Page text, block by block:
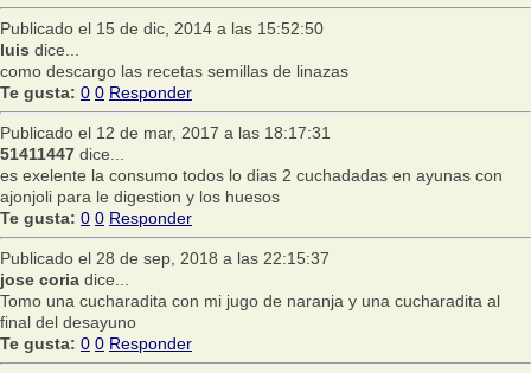
Publicado el 15 de dic, 2014 a las 15:52:50
luis dice...
como descargo las recetas semillas de linazas
Te gusta: 0 0 Responder
Publicado el 12 de mar, 2017 a las 18:17:31
51411447 dice...
es exelente la consumo todos lo dias 2 cuchadadas en ayunas con
ajonjoli para le digestion y los huesos
Te gusta: 0 0 Responder
Publicado el 28 de sep, 2018 a las 22:15:37
jose coria dice...
Tomo una cucharadita con mi jugo de naranja y una cucharadita al
final del desayuno
Te gusta: 0 0 Responder